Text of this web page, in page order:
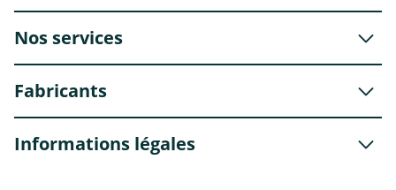
Nos services
Fabricants
Informations légales